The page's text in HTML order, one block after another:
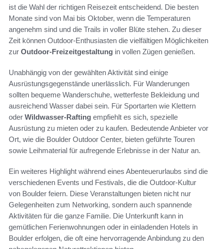
ist die Wahl der richtigen Reisezeit entscheidend. Die besten
Monate sind von Mai bis Oktober, wenn die Temperaturen
angenehm sind und die Trails in voller Blüte stehen. Zu dieser
Zeit können Outdoor-Enthusiasten die vielfältigen Möglichkeiten
zur Outdoor-Freizeitgestaltung in vollen Zügen genießen.
Unabhängig von der gewählten Aktivität sind einige
Ausrüstungsgegenstände unerlässlich. Für Wanderungen
sollten bequeme Wanderschuhe, wetterfeste Bekleidung und
ausreichend Wasser dabei sein. Für Sportarten wie Klettern
oder Wildwasser-Rafting empfiehlt es sich, spezielle
Ausrüstung zu mieten oder zu kaufen. Bedeutende Anbieter vor
Ort, wie die Boulder Outdoor Center, bieten geführte Touren
sowie Leihmaterial für aufregende Erlebnisse in der Natur an.
Ein weiteres Highlight während eines Abenteuerurlaubs sind die
verschiedenen Events und Festivals, die die Outdoor-Kultur
von Boulder feiern. Diese Veranstaltungen bieten nicht nur
Gelegenheiten zum Networking, sondern auch spannende
Aktivitäten für die ganze Familie. Die Unterkunft kann in
gemütlichen Ferienwohnungen oder in einladenden Hotels in
Boulder erfolgen, die oft eine hervorragende Anbindung zu den